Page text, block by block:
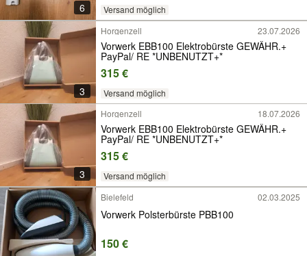
6 Versand möglich
3
Horgenzell 23.07.2026
Vorwerk EBB100 Elektrobürste GEWÄHR.+
PayPal/ RE *UNBENUTZT+*
315 €
Versand möglich
3
Horgenzell 18.07.2026
Vorwerk EBB100 Elektrobürste GEWÄHR.+
PayPal/ RE *UNBENUTZT+*
315 €
Versand möglich
Bielefeld 02.03.2025
Vorwerk Polsterbürste PBB100
150 €